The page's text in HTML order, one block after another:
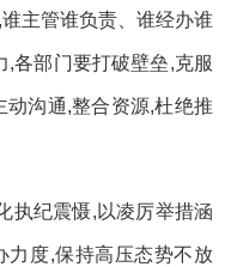
主管谁负责、谁经办谁
,各部门要打破壁垒,克服
动沟通,整合资源,杜绝推
执纪震慑,以凌厉举措涵
力度,保持高压态势不放